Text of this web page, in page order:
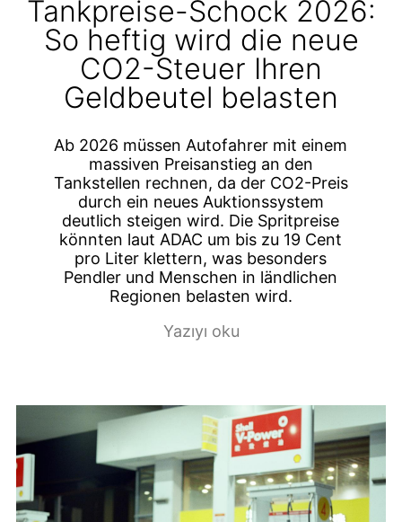
Tankpreise-Schock 2026:
So heftig wird die neue
CO2-Steuer Ihren
Geldbeutel belasten
Ab 2026 müssen Autofahrer mit einem
massiven Preisanstieg an den
Tankstellen rechnen, da der CO2-Preis
durch ein neues Auktionssystem
deutlich steigen wird. Die Spritpreise
könnten laut ADAC um bis zu 19 Cent
pro Liter klettern, was besonders
Pendler und Menschen in ländlichen
Regionen belasten wird.
Yazıyı oku